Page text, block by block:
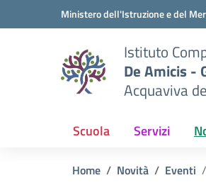
Vai ai contenuti
Vai al menu di navigazioneMinistero dell'Istruzione e del
Istituto
De Amicis -
Acquaviva
Scuola Servizi
Home Novità Eventi